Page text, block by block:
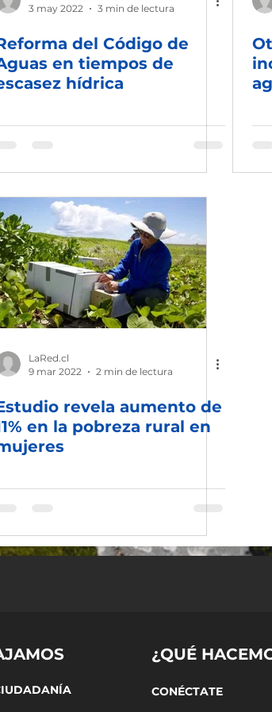
3 may 2022
3 min de lectura
del Código de
en tiempos de
hídrica
LaRed.cl
9 mar 2022
2 min de lectura
revela aumento de
en la pobreza rural en
¿QUÉ
CONÉCTATE